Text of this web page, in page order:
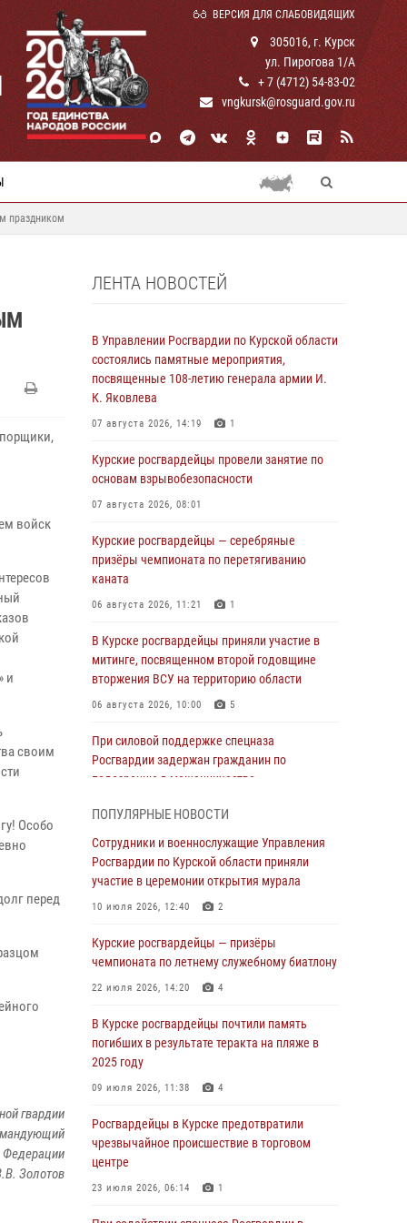
ВЕРСИЯ ДЛЯ СЛАБОВИДЯЩИХ
305016, г. Курск
ул. Пирогова 1/А
+ 7 (4712) 54-83-02
vngkursk@rosguard.gov.ru
праздником
войск
и
своим
Особо
перед
гвардии
Федерации
Золотов
ЛЕНТА НОВОСТЕЙ
В Управлении Росгвардии по Курской области
состоялись памятные мероприятия,
посвященные 108-летию генерала армии И.
К. Яковлева
07 августа 2026, 14:19 1
Курские росгвардейцы провели занятие по
основам взрывобезопасности
07 августа 2026, 08:01
Курские росгвардейцы — серебряные
призёры чемпионата по перетягиванию
каната
06 августа 2026, 11:21 1
В Курске росгвардейцы приняли участие в
митинге, посвященном второй годовщине
вторжения ВСУ на территорию области
06 августа 2026, 10:00 5
При силовой поддержке спецназа
Росгвардии задержан гражданин по
подозрению в мошенничестве
Курские росгвардейцы продолжают
знакомить подрастающее поколение с
особенностями службы
05 августа 2026, 12:45
Росгвардейцы в Курске проверили работу
ЧОП в детских оздоровительных лагерях
05 августа 2026, 09:51
При содействии спецназа Росгвардии в
Курске пресечена попытка сбыта крупной
партии наркотиков
04 августа 2026, 12:52
За прошедшую неделю росгвардейцы
Курской области проверили 85 владельцев
оружия
04 августа 2026, 07:00
ПОПУЛЯРНЫЕ НОВОСТИ
Сотрудники и военнослужащие Управления
Росгвардии по Курской области приняли
участие в церемонии открытия мурала
10 июля 2026, 12:40 2
Курские росгвардейцы — призёры
чемпионата по летнему служебному биатлону
22 июля 2026, 14:20 4
В Курске росгвардейцы почтили память
погибших в результате теракта на пляже в
2025 году
09 июля 2026, 11:38 4
Росгвардейцы в Курске предотвратили
чрезвычайное происшествие в торговом
центре
23 июля 2026, 06:14 1